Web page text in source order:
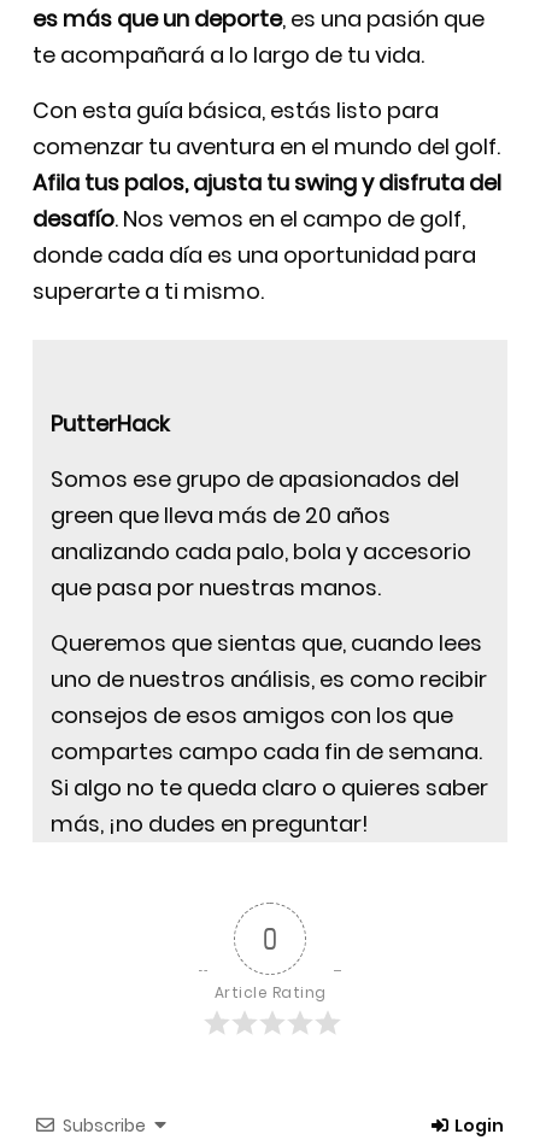
es más que un deporte, es una pasión que
te acompañará a lo largo de tu vida.
Con esta guía básica, estás listo para
comenzar tu aventura en el mundo del golf.
Afila tus palos, ajusta tu swing y disfruta del
desafío. Nos vemos en el campo de golf,
donde cada día es una oportunidad para
superarte a ti mismo.
PutterHack
Somos ese grupo de apasionados del
green que lleva más de 20 años
analizando cada palo, bola y accesorio
que pasa por nuestras manos.
Queremos que sientas que, cuando lees
uno de nuestros análisis, es como recibir
consejos de esos amigos con los que
compartes campo cada fin de semana.
Si algo no te queda claro o quieres saber
más, ¡no dudes en preguntar!
0
Article Rating
Subscribe Login